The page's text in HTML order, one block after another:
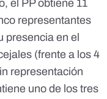
el PP obtiene 11
representantes
presencia en el
(frente a los 4
representación
uno de los tres